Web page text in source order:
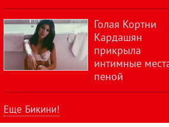
Голая Кортни
Кардашян
прикрыла
интимные
пеной
Еще Бикини!